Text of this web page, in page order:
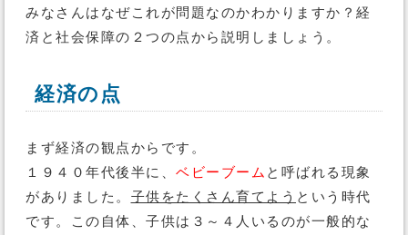
みなさんはなぜこれが問題なのかわかりますか？経
済と社会保障の２つの点から説明しましょう。
経済の点
まず経済の観点からです。
１９４０年代後半に、 ベビーブーム と呼ばれる現象
がありました。 子供をたくさん育てよう という時代
です。この自体、子供は３～４人いるのが一般的な